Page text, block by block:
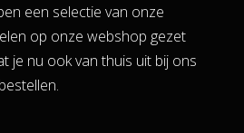
een selectie van onze
op onze webshop gezet
je nu ook van thuis uit bij ons